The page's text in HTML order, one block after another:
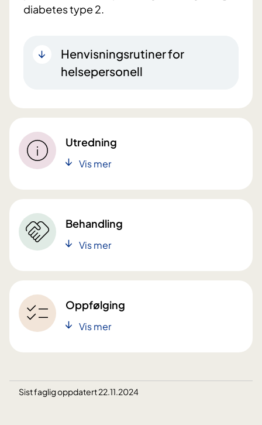
diabetes type 2.
Henvisningsrutiner for
helsepersonell
Utredning
Vis mer
Behandling
Vis mer
Oppfølging
Vis mer
Sist faglig oppdatert 22.11.2024